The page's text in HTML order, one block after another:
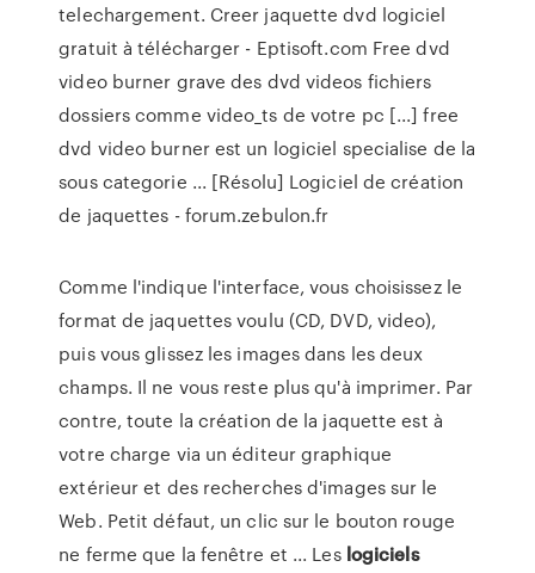
telechargement. Creer jaquette dvd logiciel
gratuit à télécharger - Eptisoft.com Free dvd
video burner grave des dvd videos fichiers
dossiers comme video_ts de votre pc [...] free
dvd video burner est un logiciel specialise de la
sous categorie ... [Résolu] Logiciel de création
de jaquettes - forum.zebulon.fr
Comme l'indique l'interface, vous choisissez le
format de jaquettes voulu (CD, DVD, video),
puis vous glissez les images dans les deux
champs. Il ne vous reste plus qu'à imprimer. Par
contre, toute la création de la jaquette est à
votre charge via un éditeur graphique
extérieur et des recherches d'images sur le
Web. Petit défaut, un clic sur le bouton rouge
ne ferme que la fenêtre et ... Les logiciels